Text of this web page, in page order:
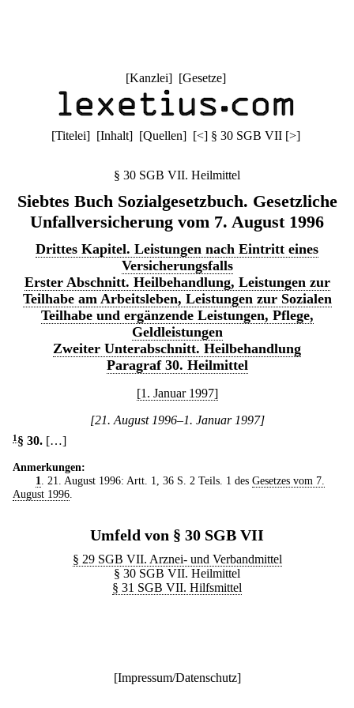
[Kanzlei] [Gesetze]
[Titelei] [Inhalt] [Quellen] [<] § 30 SGB VII [>]
§ 30 SGB VII. Heilmittel
Siebtes Buch Sozialgesetzbuch. Gesetzliche
Unfallversicherung vom 7. August 1996
Drittes Kapitel. Leistungen nach Eintritt eines
Versicherungsfalls
Erster Abschnitt. Heilbehandlung, Leistungen zur
Teilhabe am Arbeitsleben, Leistungen zur Sozialen
Teilhabe und ergänzende Leistungen, Pflege,
Geldleistungen
Zweiter Unterabschnitt. Heilbehandlung
Paragraf 30. Heilmittel
[1. Januar 1997]
[21. August 1996–1. Januar 1997]
1 § 30. […]
Anmerkungen:
1
. 21. August 1996: Artt. 1, 36 S. 2 Teils. 1 des Gesetzes vom 7.
August 1996
Umfeld von § 30 SGB VII
§ 29 SGB VII. Arznei- und Verbandmittel
§ 30 SGB VII. Heilmittel
§ 31 SGB VII. Hilfsmittel
[Impressum/Datenschutz]